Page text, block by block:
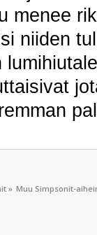
menee
niiden
» Muu Simpsonit-